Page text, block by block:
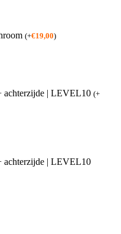
(+€19,00)
achterzijde | LEVEL10 (+
achterzijde | LEVEL10